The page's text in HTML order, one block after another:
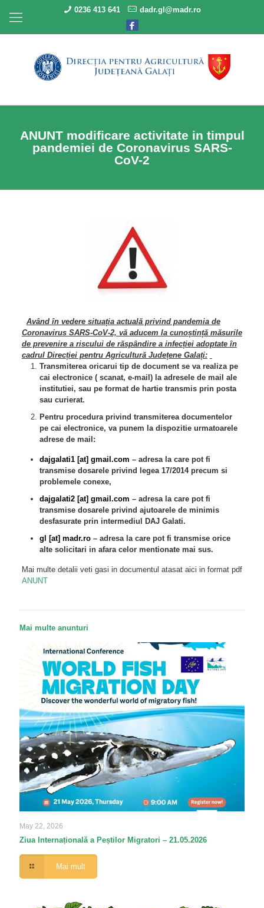
0236 413 641 dadr.gl@madr.ro
ANUNT modificare activitate in timpul
pandemiei de Coronavirus SARS-
CoV-2
Având în vedere situația actuală privind pandemia de
Coronavirus SARS-CoV-2, vă aducem la cunoștință măsurile
de prevenire a riscului de răspândire a infecției adoptate în
cadrul Direcției pentru Agricultură Județene Galați:
Transmiterea oricarui tip de document se va realiza pe
cai electronice ( scanat, e-mail) la adresele de mail ale
institutiei, sau pe format de hartie transmis prin posta
sau curierat.
Pentru procedura privind transmiterea documentelor
pe cai electronice, va punem la dispozitie urmatoarele
adrese de mail:
dajgalati1 [at] gmail.com – adresa la care pot fi
transmise dosarele privind legea 17/2014 precum si
problemele conexe,
dajgalati2 [at] gmail.com – adresa la care pot fi
transmise dosarele privind ajutoarele de minimis
desfasurate prin intermediul DAJ Galati.
gl [at] madr.ro– adresa la care pot fi transmise orice
alte solicitari in afara celor mentionate mai sus.
Mai multe detalii veti gasi in documentul atasat aici in format pdf
ANUNT
Mai multe anunturi
May 22, 2026
Ziua Internațională a Peștilor Migratori – 21.05.2026
Mai mult